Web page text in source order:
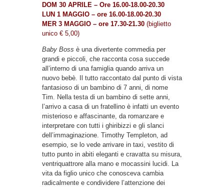
DOM 30 APRILE – Ore 16.00-18.00-20.30
LUN 1 MAGGIO – ore 16.00-18.00-20.30
MER 3 MAGGIO – ore 17.30-21.30 (biglietto
unico € 5,00)
Baby Boss è una divertente commedia per
grandi e piccoli, che racconta cosa succede
all’interno di una famiglia quando arriva un
nuovo bebè. Il tutto raccontato dal punto di vista
fantasioso di un bambino di 7 anni, di nome
Tim. Nella testa di un bambino di sette anni,
l’arrivo a casa di un fratellino è infatti un evento
misterioso e affascinante, da romanzare e
interpretare con tutti i ghiribizzi e gli slanci
dell’immaginazione. Timothy Templeton, ad
esempio, se lo vede arrivare in taxi, vestito di
tutto punto in abiti eleganti e cravatta su misura,
ventriquattrore alla mano e mocassini lucidi. La
vita da figlio unico che conosceva cambia
radicalmente e condividere l’attenzione dei